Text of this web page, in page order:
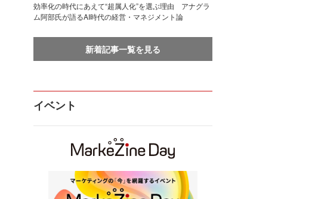
効率化の時代にあえて“超属人化”を選ぶ理由 アナグラ
ム阿部氏が語るAI時代の経営・マネジメント論
新着記事一覧を見る
イベント